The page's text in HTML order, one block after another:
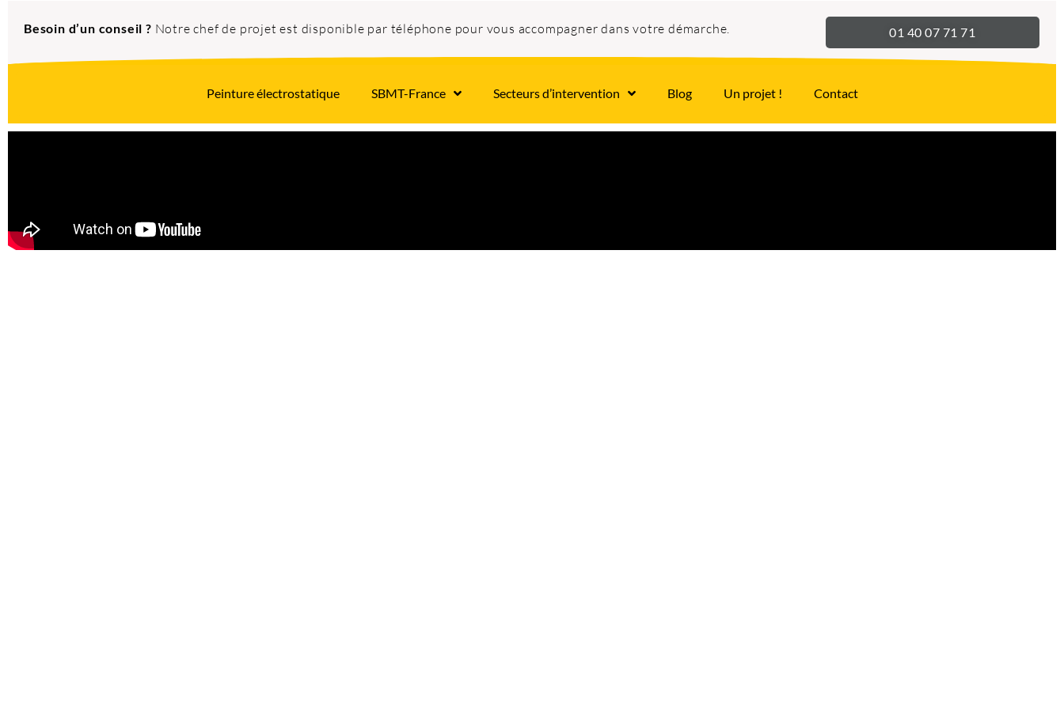
Besoin d’un conseil ? Notre chef de projet est disponible par téléphone pour vous accompagner dans votre démarche. 01 40 07 71 71
Peinture électrostatique SBMT-France Secteurs d’intervention Blog Un projet ! Contact